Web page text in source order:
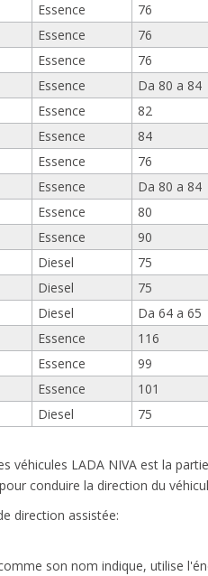
Essence 76
Essence 76
Essence 76
Essence Da 80 a 84
Essence 82
Essence 84
Essence 76
Essence Da 80 a 84
Essence 80
Essence 90
Diesel 75
Diesel 75
Diesel Da 64 a 65
Essence 116
Essence 99
Essence 101
Diesel 75
véhicules LADA NIVA est la
conduire la direction du
direction assistée:
son nom indique, utilise